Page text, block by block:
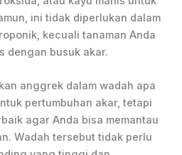
ini tidak diperlukan dalam
kecuali tanaman Anda
dengan busuk akar.
anggrek dalam wadah apa
pertumbuhan akar, tetapi
agar Anda bisa memantau
Wadah tersebut tidak perlu